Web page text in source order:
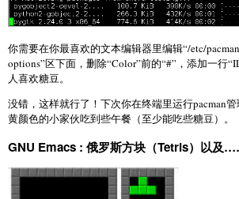
你需要在你最喜欢的文本编辑器里编辑“/etc/
options”区下面，删除“Color”前的“#”，添加一行
人喜欢糖豆。
没错，这样就行了！下次你在终端里运行pacman
黄颜色的小家伙吃到些午餐（至少能吃些糖豆）。
GNU Emacs : 俄罗斯方块（Tetris）以及